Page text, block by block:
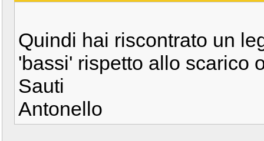
Quindi hai riscontrato un
'bassi' rispetto allo scarico
Sauti
Antonello